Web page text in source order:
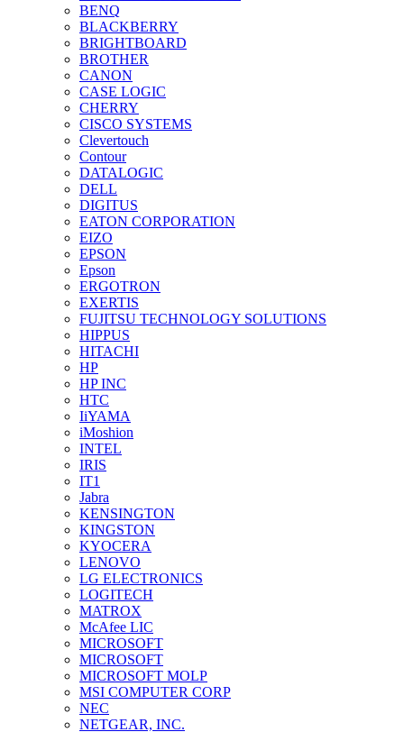
BENQ
BLACKBERRY
BRIGHTBOARD
BROTHER
CANON
CASE LOGIC
CHERRY
CISCO SYSTEMS
Clevertouch
Contour
DATALOGIC
DELL
DIGITUS
EATON CORPORATION
EIZO
EPSON
Epson
ERGOTRON
EXERTIS
FUJITSU TECHNOLOGY SOLUTIONS
HIPPUS
HITACHI
HP
HP INC
HTC
IiYAMA
iMoshion
INTEL
IRIS
IT1
Jabra
KENSINGTON
KINGSTON
KYOCERA
LENOVO
LG ELECTRONICS
LOGITECH
MATROX
McAfee LIC
MICROSOFT
MICROSOFT
MICROSOFT MOLP
MSI COMPUTER CORP
NEC
NETGEAR, INC.